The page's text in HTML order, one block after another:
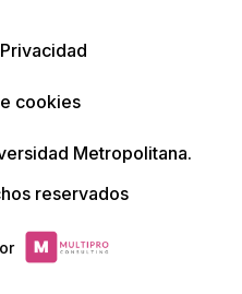
cookies
Metropolitana.
reservados